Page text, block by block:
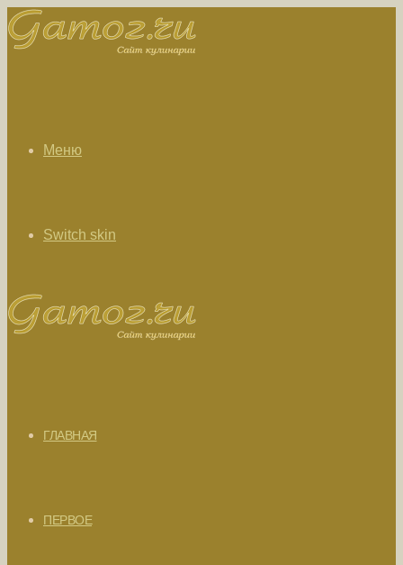
Меню
Switch skin
ГЛАВНАЯ
ПЕРВОЕ